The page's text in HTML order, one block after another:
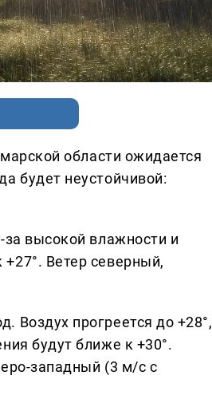
области ожидается
будет неустойчивой:
высокой влажности и
Ветер северный,
Воздух прогреется до +28°,
будут ближе к +30°.
западный (3 м/с с